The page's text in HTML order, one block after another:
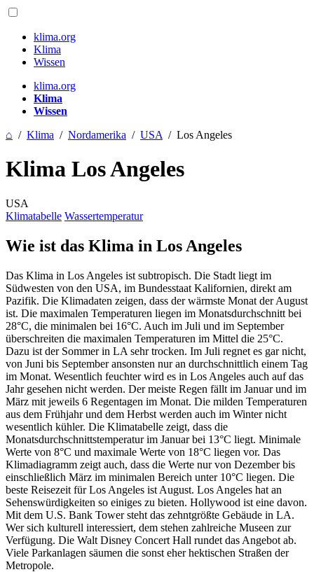
klima.org
Klima
Wissen
klima.org
Klima
Wissen
⌂ / Klima / Nordamerika / USA / Los Angeles
Klima Los Angeles
USA
Klimatabelle Wassertemperatur
Wie ist das Klima in Los Angeles
Das Klima in Los Angeles ist subtropisch. Die Stadt liegt im
Südwesten von den USA, im Bundesstaat Kalifornien, direkt am
Pazifik. Die Klimadaten zeigen, dass der wärmste Monat der August
ist. Die maximalen Temperaturen liegen im Monatsdurchschnitt bei
28°C, die minimalen bei 16°C. Auch im Juli und im September
überschreiten die maximalen Temperaturen im Mittel die 25°C.
Dazu ist der Sommer in LA sehr trocken. Im Juli regnet es gar nicht,
von Juni bis September ansonsten nur an durchschnittlich einem Tag
im Monat. Wesentlich feuchter wird es in Los Angeles auch auf das
Jahr gesehen nicht werden. Der meiste Regen fällt im Januar und im
März mit jeweils 6 Regentagen im Monat. Die milden Temperaturen
aus dem Frühjahr und dem Herbst werden auch im Winter nicht
wesentlich kühler. Die Klimatabelle zeigt, dass die
Monatsdurchschnittstemperatur im Januar bei 13°C liegt. Minimale
Werte von 8°C und maximale Werte von 18°C liegen vor. Das
Klimadiagramm zeigt auch, dass die Werte nur von Dezember bis
einschließlich März im minimalen Bereich unter 10°C liegen. Die
beste Reisezeit für Los Angeles ist August. Los Angeles hat an
Sehenswürdigkeiten so einiges zu bieten. Hollywood ist eine davon.
Mit dem U.S. Bank Tower steht das zehntgrößte Gebäude in LA.
Wer sich kulturell interessiert, dem stehen zahlreiche Museen zur
Verfügung. Die Walt Disney Concert Hall rundet das Angebot ab.
Viele Parkanlagen säumen die sonst eher hektischen Straßen der
Metropole.